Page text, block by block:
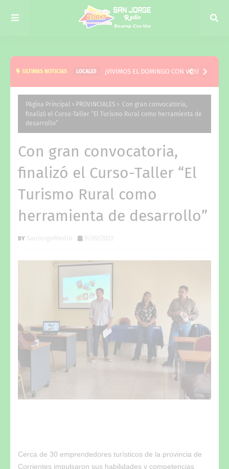
ULTIMAS NOTICIAS LOCALES ¡VIVIMOS EL DOMINGO CON VOS!
Página Principal PROVINCIALES
Con gran convocatoria,
finalizó el Curso-Taller “El Turismo Rural como herramienta de
desarrollo”
Con gran convocatoria,
finalizó el Curso-Taller “El
Turismo Rural como
herramienta de desarrollo”
SanJorgeMedio 9/09/2022
Cerca de 30 emprendedores turísticos de la provincia de
Corrientes impulsaron sus habilidades y competencias